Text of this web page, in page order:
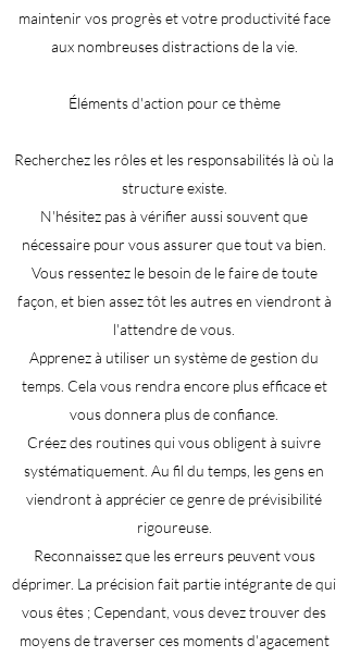
maintenir vos progrès et votre productivité face
aux nombreuses distractions de la vie.
Éléments d'action pour ce thème
Recherchez les rôles et les responsabilités là où la
structure existe.
N'hésitez pas à vérifier aussi souvent que
nécessaire pour vous assurer que tout va bien.
Vous ressentez le besoin de le faire de toute
façon, et bien assez tôt les autres en viendront à
l'attendre de vous.
Apprenez à utiliser un système de gestion du
temps. Cela vous rendra encore plus efficace et
vous donnera plus de confiance.
Créez des routines qui vous obligent à suivre
systématiquement. Au fil du temps, les gens en
viendront à apprécier ce genre de prévisibilité
rigoureuse.
Reconnaissez que les erreurs peuvent vous
déprimer. La précision fait partie intégrante de qui
vous êtes ; Cependant, vous devez trouver des
moyens de traverser ces moments d'agacement